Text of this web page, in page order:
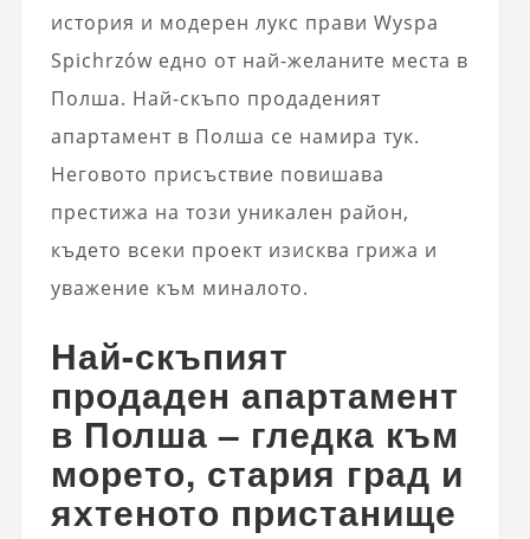
история и модерен лукс прави Wyspa
Spichrzów едно от най-желаните места в
Полша. Най-скъпо продаденият
апартамент в Полша се намира тук.
Неговото присъствие повишава
престижа на този уникален район,
където всеки проект изисква грижа и
уважение към миналото.
Най-скъпият
продаден апартамент
в Полша – гледка към
морето, стария град и
яхтеното пристанище